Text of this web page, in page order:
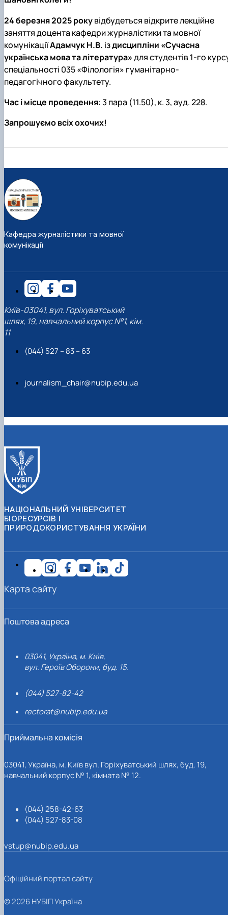
24 березня 2025 рокувідбудеться відкрите лекційне
заняття доцента кафедри журналістики та мовної
комунікаціїАдамчук Н.В. іздисципліни «Сучасна
українська мова та література»для студентів 1-го
спеціальності 035 «Філологія» гуманітарно-
педагогічного факультету.
Час і місце проведення: 3 пара (11.50), к. 3, ауд. 228.
Запрошуємо всіх охочих!
Кафедра журналістики та мовної
комунікації
Київ-03041, вул. Горіхуватський
шлях, 19, навчальний корпус №1, кім.
11
(044) 527 – 83 – 63
journalism_chair@nubip.edu.ua
НАЦІОНАЛЬНИЙ УНІВЕРСИТЕТ
БІОРЕСУРСІВ І
ПРИРОДОКОРИСТУВАННЯ УКРАЇНИ
Поштова адреса
03041, Україна, м. Київ,
вул. Героїв Оборони, буд. 15.
(044) 527-82-42
rectorat@nubip.edu.ua
Приймальна комісія
03041, Україна, м. Київ вул. Горіхуватський шлях, буд. 19,
навчальний корпус № 1, кімната № 12.
(044) 258-42-63
(044) 527-83-08
vstup@nubip.edu.ua
Карта сайту
Офіційний портал сайту
© 2026 НУБІП Україна